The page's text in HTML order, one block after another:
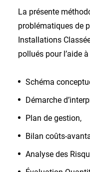
La présente
problématiques de
Installations
pollués pour l’aide
Schéma
Démarche
Plan de gestion,
Bilan coûts-
Analyse des